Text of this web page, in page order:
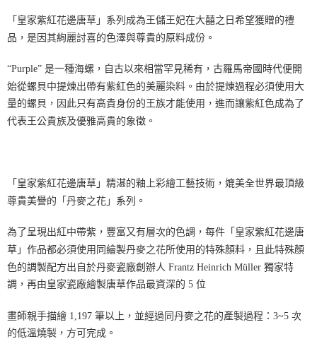
「皇家紫紅花邊唐草」系列成為王儲王妃在大囍之日希望獲贈的禮
品，是因其絢麗討喜的色澤與尊貴的原料成份。
“Purple” 是一種海螺，自古以來相當罕見稀有，古羅馬帝國時代便開
始從螺貝中提煉出帶有紫紅色的美麗染料。由於提煉過程必須使用大
量的螺貝，因此只有高貴身份的王族才能使用，進而讓紫紅色成為了
代表王公貴族及優雅高貴的象徵。
「皇家紫紅花邊唐草」精湛的釉上彩繪工藝技術，媲美全世界最頂級
尊貴美譽的「丹麥之花」系列。
為了呈現出紅中帶紫，豐富又有層次的色調，每件「皇家紫紅花邊唐
草」作品都必須使用同繪製丹麥之花所使用的特殊顏料，且此特殊顏
色的調製配方出自於丹麥瓷廠創辦人 Frantz Heinrich Müller 獨家特
調，再由皇家瓷廠繪製唐草作品最資深的 5 位
畫師親手描繪 1,197 筆以上，並經過同丹麥之花的產製過程：3~5 次
的低溫燒製，方可完成。